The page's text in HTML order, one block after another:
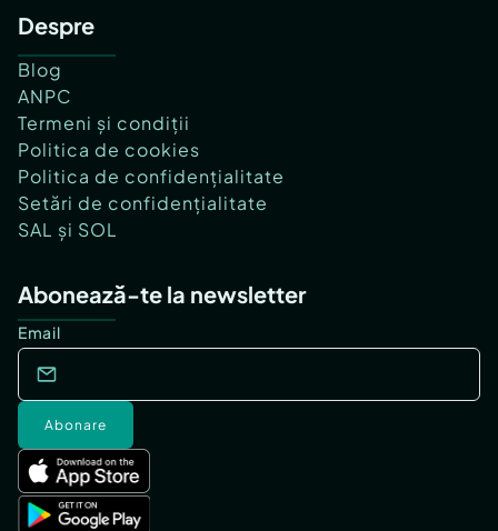
Despre
Blog
ANPC
Termeni și condiții
Politica de cookies
Politica de confidențialitate
Setări de confidențialitate
SAL și SOL
Abonează-te la newsletter
Email
Abonare